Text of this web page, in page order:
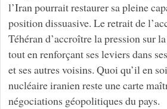
l’Iran pourrait restaurer sa pleine
position dissuasive. Le retrait de
Téhéran d’accroître la pression sur
tout en renforçant ses leviers dans
et ses autres voisins. Quoi qu’il en
nucléaire iranien reste une carte
négociations géopolitiques du pays.